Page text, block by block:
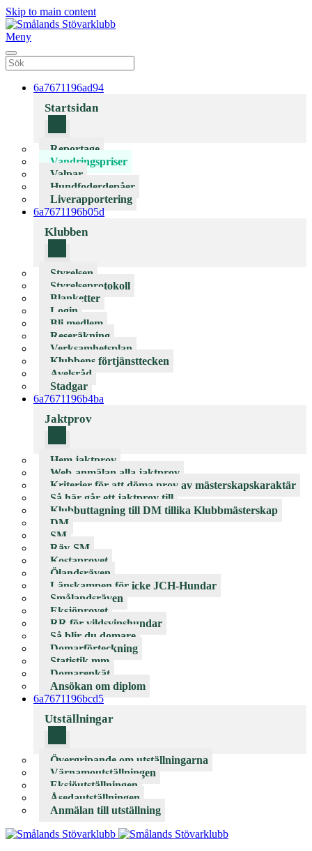
Skip to main content
Meny
6a7671196ad94
Startsidan
Reportage
Vandringspriser
Valpar
Hundfoderdepåer
Liverapportering
6a7671196b05d
Klubben
Styrelsen
Styrelseprotokoll
Blanketter
Login
Bli medlem
Reseräkning
Verksamhetsplan
Klubbens förtjänsttecken
Avelsråd
Stadgar
6a7671196b4ba
Jaktprov
Hem jaktprov
Web-anmälan alla jaktprov
Kriterier för att döma prov av mästerskapskaraktär
Så här går ett jaktprov till
Klubbuttagning till DM tillika Klubbmästerskap
DM
SM
Räv-SM
Kostaprovet
Ölandsräven
Länskampen för icke JCH-Hundar
Smålandsräven
Eksjöprovet
RR för vildsvinshundar
Så blir du domare
Domarförteckning
Statistik mm
Domarenkät
Ansökan om diplom
6a7671196bcd5
Utställningar
Övergripande om utställningarna
Värnamoutställningen
Eksjöutställningen
Åsedautställningen
Anmälan till utställning